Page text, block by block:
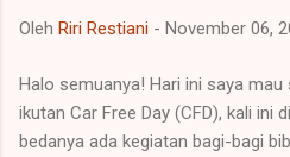
Oleh Riri Restiani - November 06,
Halo semuanya! Hari ini saya
ikutan Car Free Day (CFD), kali ini
bedanya ada kegiatan bagi-bagi